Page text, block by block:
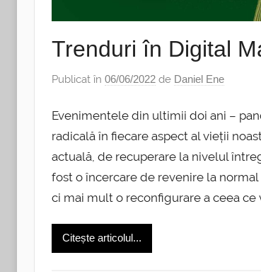
Trenduri în Digital
Publicat în 06/06/2022 de Daniel Ene
Evenimentele din ultimii doi ani –
radicală în fiecare aspect al vieții
actuală, de recuperare la nivelul
fost o încercare de revenire la
ci mai mult o reconfigurare a ceea
Citește articolul...